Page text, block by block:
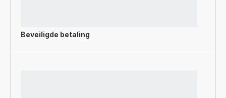
Beveiligde betaling